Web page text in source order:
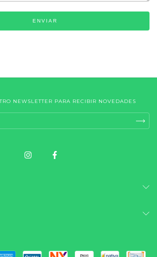
ENVIAR
NEWSLETTER PARA RECIBIR NOVEDADES